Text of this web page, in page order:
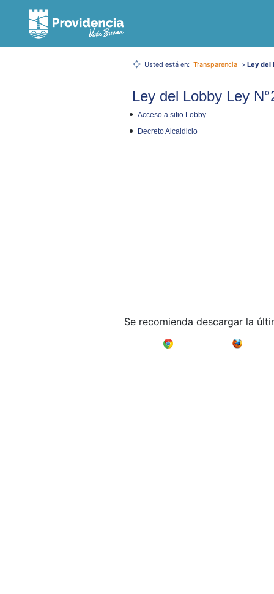
Usted está en: Transparencia > Ley del
Ley del Lobby Ley
Acceso a sitio Lobby
Decreto Alcaldicio
Se recomienda descargar la